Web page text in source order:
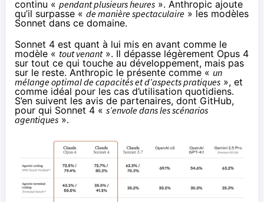
continu « pendant plusieurs heures ». Anthropic ajoute
qu’il surpasse « de manière spectaculaire » les modèles
Sonnet dans ce domaine.
Sonnet 4 est quant à lui mis en avant comme le
modèle « tout venant». Il dépasse légèrement Opus 4
sur tout ce qui touche au développement, mais pas
sur le reste. Anthropic le présente comme « un
mélange optimal de capacités et d’aspects pratiques », et
comme idéal pour les cas d’utilisation quotidiens.
S’en suivent les avis de partenaires, dont GitHub,
pour qui Sonnet 4 « s’envole dans les scénarios
agentiques ».